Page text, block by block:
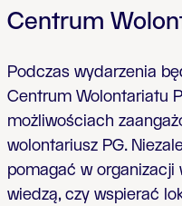
Centrum
Podczas wydarzenia bę
Centrum Wolontariatu
możliwościach zaangaż
wolontariusz PG.
pomagać w organizacji
wiedzą, czy wspierać